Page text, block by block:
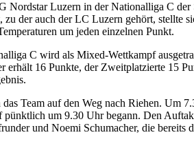
Nordstar Luzern in der Nationalliga C
der auch der LC Luzern gehört, stellte
um jeden einzelnen Punkt.
C wird als Mixed-Wettkampf
erhält 16 Punkte, der Zweitplatzierte 15
Team auf den Weg nach Riehen. Um
pünktlich um 9.30 Uhr begann. Den
und Noemi Schumacher, die